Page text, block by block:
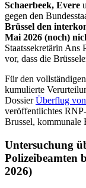
Schaerbeek, Evere
gegen den
Brüssel den
Mai 2026 (noch)
Staatssekretärin
vor, dass die
Für den
kumulierte
DossierÜberflug
veröffentlichtes
Brussel, kommunale
Untersuchung
Polizeibeamten
2026)